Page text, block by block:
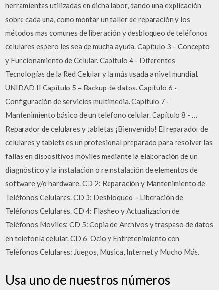
herramientas utilizadas en dicha labor, dando una explicación
sobre cada una, como montar un taller de reparación y los
métodos mas comunes de liberación y desbloqueo de teléfonos
celulares espero les sea de mucha ayuda. Capítulo 3 – Concepto
y Funcionamiento de Celular. Capítulo 4 - Diferentes
Tecnologías de la Red Celular y la más usada a nivel mundial.
UNIDAD II Capítulo 5 – Backup de datos. Capítulo 6 -
Configuración de servicios multimedia. Capítulo 7 -
Mantenimiento básico de un teléfono celular. Capítulo 8 - …
Reparador de celulares y tabletas ¡Bienvenido! El reparador de
celulares y tablets es un profesional preparado para resolver las
fallas en dispositivos móviles mediante la elaboración de un
diagnóstico y la instalación o reinstalación de elementos de
software y/o hardware. CD 2: Reparación y Mantenimiento de
Teléfonos Celulares. CD 3: Desbloqueo – Liberación de
Teléfonos Celulares. CD 4: Flasheo y Actualizacion de
Teléfonos Moviles; CD 5: Copia de Archivos y traspaso de datos
en telefonía celular. CD 6: Ocio y Entretenimiento con
Teléfonos Celulares: Juegos, Música, Internet y Mucho Más.
Usa uno de nuestros números